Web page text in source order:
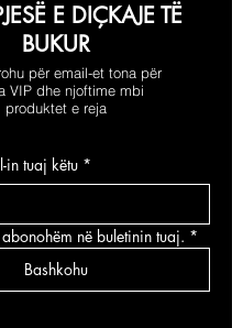
E DIÇKAJE TË
BUKUR
për email-et tona për
VIP dhe njoftime mbi
produktet e reja
in tuaj këtu *
në buletinin tuaj. *
Bashkohu